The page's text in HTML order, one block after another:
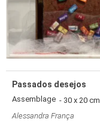
Passados desejos
Assemblage - 30 x 20 cm
Alessandra França